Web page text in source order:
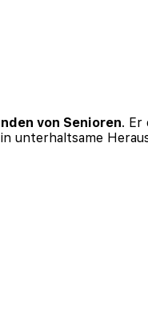
von Senioren. Er
unterhaltsame